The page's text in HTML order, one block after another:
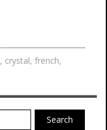
, crystal, french,
Search